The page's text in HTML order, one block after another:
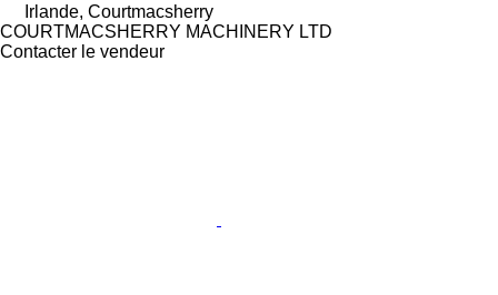
Irlande, Courtmacsherry
COURTMACSHERRY MACHINERY LTD
Contacter le vendeur